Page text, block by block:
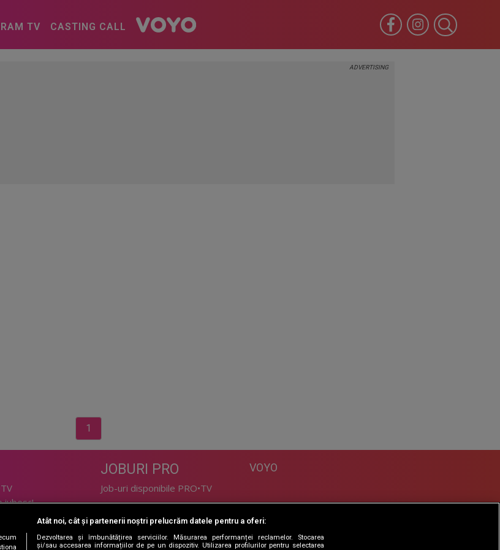
TV CASTING CALL
1
iubesc!
JOBURI PRO
Job-uri disponibile PRO•TV
LIFESTYLE
Doctor de Bine
VOYO
Contact
Atât noi, cât și partenerii noștri prelucrăm datele pentru a oferi:
Dezvoltarea și îmbunătățirea serviciilor. Măsurarea performanței reclamelor. Stocarea
și/sau accesarea informațiilor de pe un dispozitiv. Utilizarea profilurilor pentru selectarea